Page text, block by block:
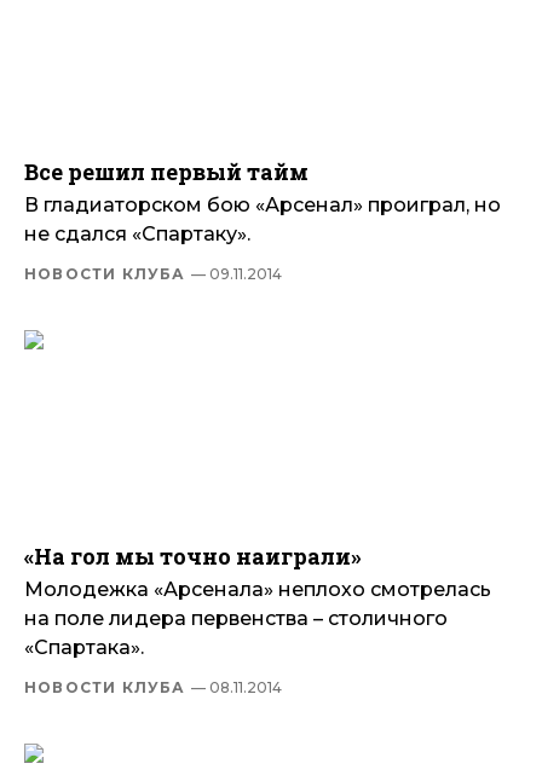
Все решил первый тайм
В гладиаторском бою «Арсенал» проиграл, но
не сдался «Спартаку».
НОВОСТИ КЛУБА — 09.11.2014
«На гол мы точно наиграли»
Молодежка «Арсенала» неплохо смотрелась
на поле лидера первенства – столичного
«Спартака».
НОВОСТИ КЛУБА — 08.11.2014